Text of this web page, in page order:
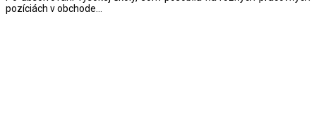
pozíciách v obchode...